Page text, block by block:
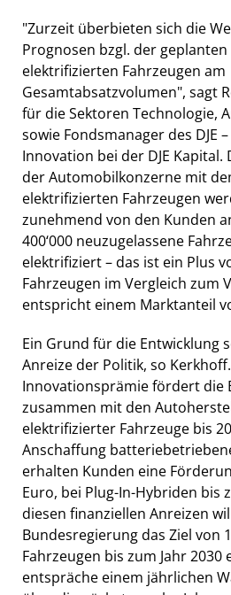
"Zurzeit überbieten sich die
Prognosen bzgl. der
elektrifizierten Fahrzeugen am
Gesamtabsatzvolumen", sagt
für die Sektoren Technologie,
sowie Fondsmanager des DJE
Innovation bei der DJE Kapital.
der Automobilkonzerne mit
elektrifizierten Fahrzeugen
zunehmend von den Kunden
400‘000 neuzugelassene
elektrifiziert – das ist ein Plus
Fahrzeugen im Vergleich zum
entspricht einem Marktanteil
Ein Grund für die Entwicklung
Anreize der Politik, so
Innovationsprämie fördert die
zusammen mit den
elektrifizierter Fahrzeuge bis
Anschaffung
erhalten Kunden eine
Euro, bei Plug-In-Hybriden bis
diesen finanziellen Anreizen
Bundesregierung das Ziel von
Fahrzeugen bis zum Jahr 2030
entspräche einem jährlichen